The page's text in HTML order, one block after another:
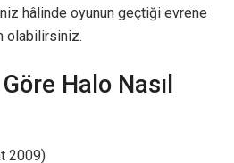
hâlinde oyunun geçtiği evrene
olabilirsiniz.
Halo Nasıl
2009)